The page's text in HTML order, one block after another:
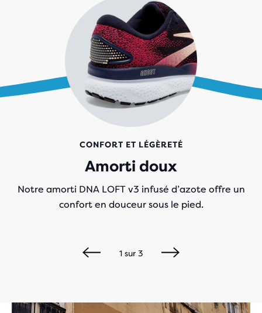
CONFORT ET LÉGÈRETÉ
Amorti doux
Notre amorti DNA LOFT v3 infusé d’azote offre un
confort en douceur sous le pied.
1sur 3